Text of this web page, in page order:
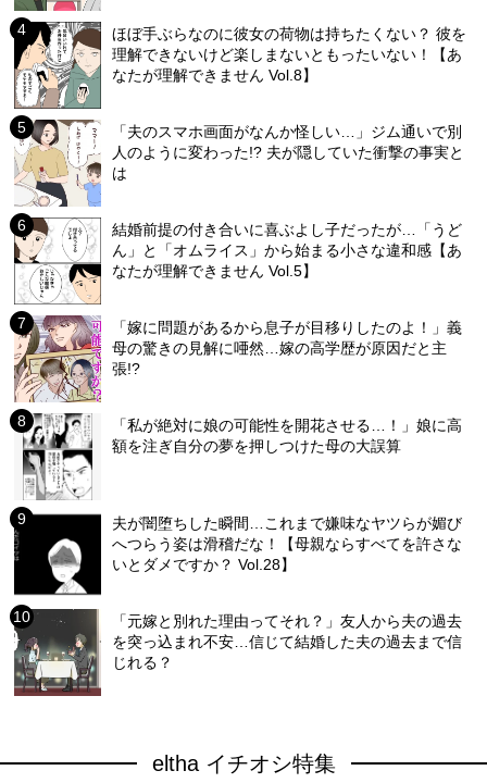
ほぼ手ぶらなのに彼女の荷物は持ちたくない？ 彼を
理解できないけど楽しまないともったいない！【あ
なたが理解できません Vol.8】
「夫のスマホ画面がなんか怪しい…」ジム通いで別
人のように変わった!? 夫が隠していた衝撃の事実と
は
結婚前提の付き合いに喜ぶよし子だったが…「うど
ん」と「オムライス」から始まる小さな違和感【あ
なたが理解できません Vol.5】
「嫁に問題があるから息子が目移りしたのよ！」義
母の驚きの見解に唖然…嫁の高学歴が原因だと主
張!?
「私が絶対に娘の可能性を開花させる…！」娘に高
額を注ぎ自分の夢を押しつけた母の大誤算
夫が闇堕ちした瞬間…これまで嫌味なヤツらが媚び
へつらう姿は滑稽だな！【母親ならすべてを許さな
いとダメですか？ Vol.28】
「元嫁と別れた理由ってそれ？」友人から夫の過去
を突っ込まれ不安…信じて結婚した夫の過去まで信
じれる？
eltha イチオシ特集